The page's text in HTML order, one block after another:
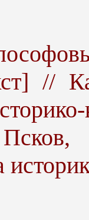
//